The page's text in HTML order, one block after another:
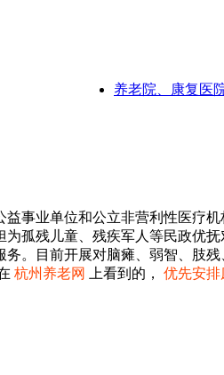
养老院、康复医
事业单位和公立非营利性医疗
孤残儿童、残疾军人等民政优
。目前开展对脑瘫、弱智、肢
杭州养老网 上看到的， 优先安排